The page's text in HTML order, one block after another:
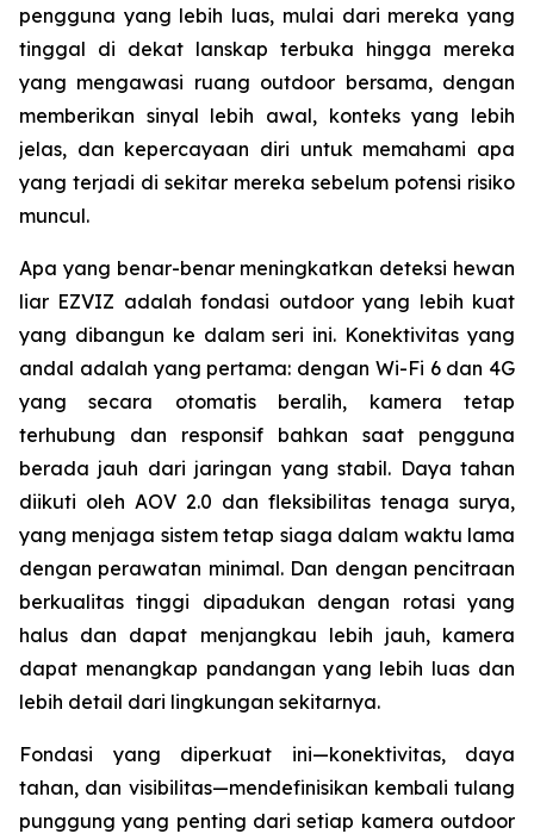
pengguna yang lebih luas, mulai dari mereka yang
tinggal di dekat lanskap terbuka hingga mereka
yang mengawasi ruang outdoor bersama, dengan
memberikan sinyal lebih awal, konteks yang lebih
jelas, dan kepercayaan diri untuk memahami apa
yang terjadi di sekitar mereka sebelum potensi risiko
muncul.
Apa yang benar-benar meningkatkan deteksi hewan
liar EZVIZ adalah fondasi outdoor yang lebih kuat
yang dibangun ke dalam seri ini. Konektivitas yang
andal adalah yang pertama: dengan Wi-Fi 6 dan 4G
yang secara otomatis beralih, kamera tetap
terhubung dan responsif bahkan saat pengguna
berada jauh dari jaringan yang stabil. Daya tahan
diikuti oleh AOV 2.0 dan fleksibilitas tenaga surya,
yang menjaga sistem tetap siaga dalam waktu lama
dengan perawatan minimal. Dan dengan pencitraan
berkualitas tinggi dipadukan dengan rotasi yang
halus dan dapat menjangkau lebih jauh, kamera
dapat menangkap pandangan yang lebih luas dan
lebih detail dari lingkungan sekitarnya.
Fondasi yang diperkuat ini—konektivitas, daya
tahan, dan visibilitas—mendefinisikan kembali tulang
punggung yang penting dari setiap kamera outdoor